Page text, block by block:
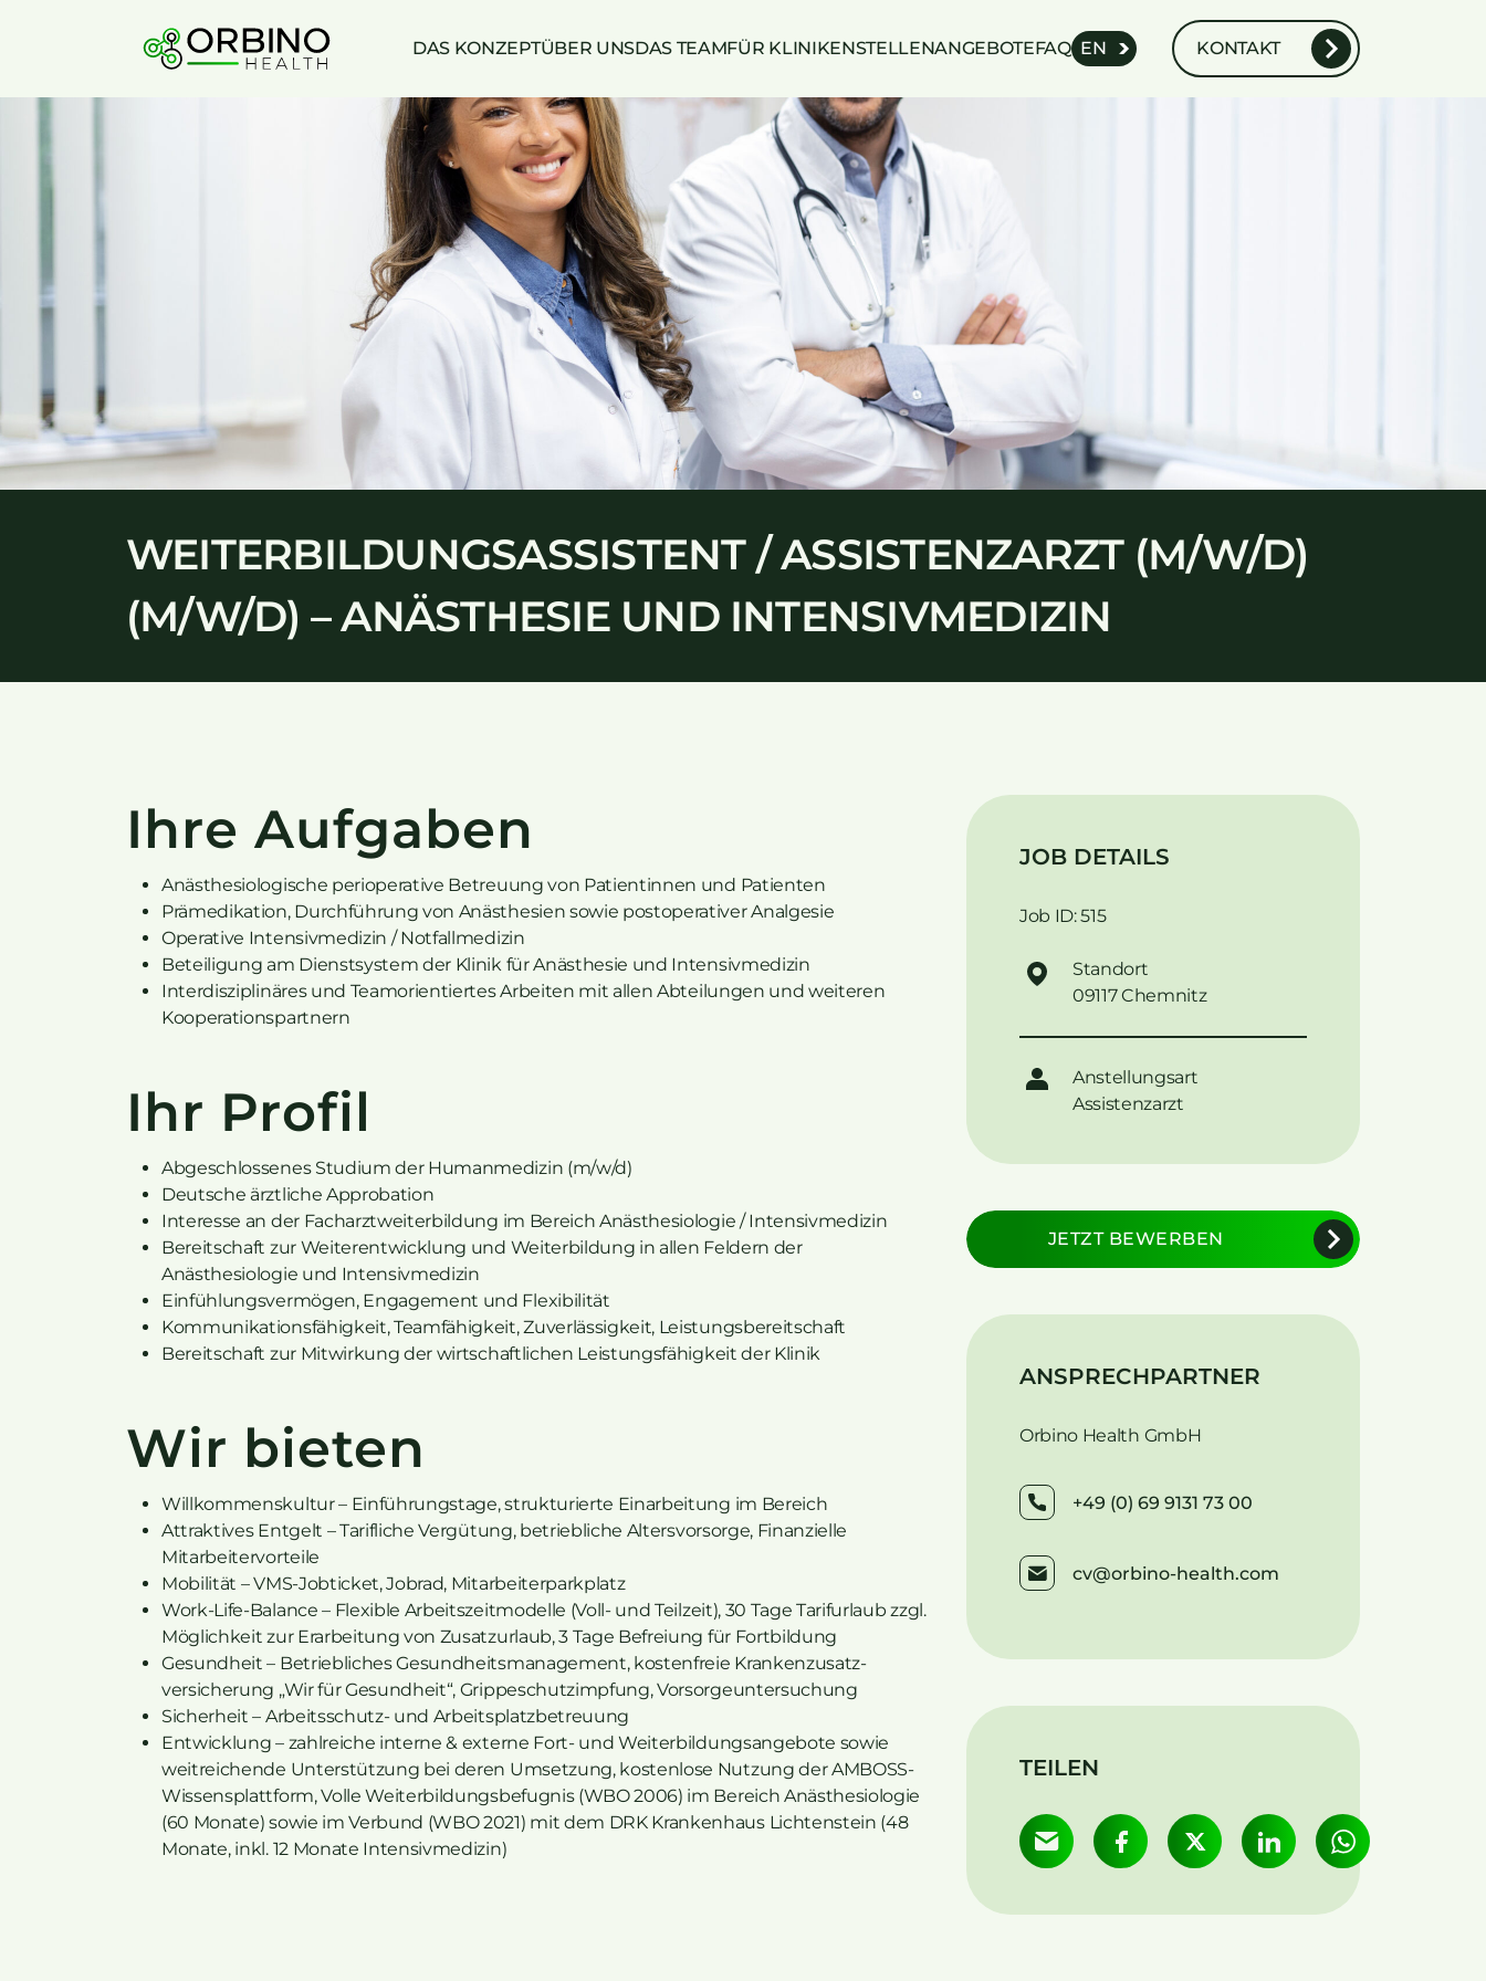
DAS KONZEPTÜBER UNSDAS TEAMFÜR KLINIKENSTELLENANGEBOTEFAQ EN KONTAKT
WEITERBILDUNGSASSISTENT / ASSISTENZARZT (M/W/D)
(M/W/D) – ANÄSTHESIE UND INTENSIVMEDIZIN
Ihre Aufgaben
Anästhesiologische perioperative Betreuung von Patientinnen und Patienten
Prämedikation, Durchführung von Anästhesien sowie postoperativer Analgesie
Operative Intensivmedizin / Notfallmedizin
Beteiligung am Dienstsystem der Klinik für Anästhesie und Intensivmedizin
Interdisziplinäres und Teamorientiertes Arbeiten mit allen Abteilungen und weiteren
Kooperationspartnern
Ihr Profil
Abgeschlossenes Studium der Humanmedizin (m/w/d)
Deutsche ärztliche Approbation
Interesse an der Facharztweiterbildung im Bereich Anästhesiologie / Intensivmedizin
Bereitschaft zur Weiterentwicklung und Weiterbildung in allen Feldern der
Anästhesiologie und Intensivmedizin
Einfühlungsvermögen, Engagement und Flexibilität
Kommunikationsfähigkeit, Teamfähigkeit, Zuverlässigkeit, Leistungsbereitschaft
Bereitschaft zur Mitwirkung der wirtschaftlichen Leistungsfähigkeit der Klinik
Wir bieten
Willkommenskultur – Einführungstage, strukturierte Einarbeitung im Bereich
Attraktives Entgelt – Tarifliche Vergütung, betriebliche Altersvorsorge, Finanzielle
Mitarbeitervorteile
Mobilität – VMS-Jobticket, Jobrad, Mitarbeiterparkplatz
Work-Life-Balance – Flexible Arbeitszeitmodelle (Voll- und Teilzeit), 30 Tage Tarifurlaub zzgl.
Möglichkeit zur Erarbeitung von Zusatzurlaub, 3 Tage Befreiung für Fortbildung
Gesundheit – Betriebliches Gesundheitsmanagement, kostenfreie Krankenzusatz-
versicherung „Wir für Gesundheit“, Grippeschutzimpfung, Vorsorgeuntersuchung
Sicherheit – Arbeitsschutz- und Arbeitsplatzbetreuung
Entwicklung – zahlreiche interne & externe Fort- und Weiterbildungsangebote sowie
weitreichende Unterstützung bei deren Umsetzung, kostenlose Nutzung der AMBOSS-
Wissensplattform, Volle Weiterbildungsbefugnis (WBO 2006) im Bereich Anästhesiologie
(60 Monate) sowie im Verbund (WBO 2021) mit dem DRK Krankenhaus Lichtenstein (48
Monate, inkl. 12 Monate Intensivmedizin)
JOB DETAILS
Job ID: 515
Standort
09117 Chemnitz
Anstellungsart
Assistenzarzt
JETZT BEWERBEN
ANSPRECHPARTNER
Orbino Health GmbH
+49 (0) 69 9131 73 00
cv@orbino-health.com
TEILEN